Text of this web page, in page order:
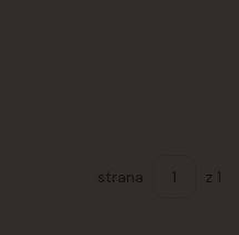
strana z 1